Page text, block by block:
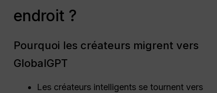
endroit ?
Pourquoi les créateurs migrent vers
GlobalGPT
Les créateurs intelligents se tournent vers